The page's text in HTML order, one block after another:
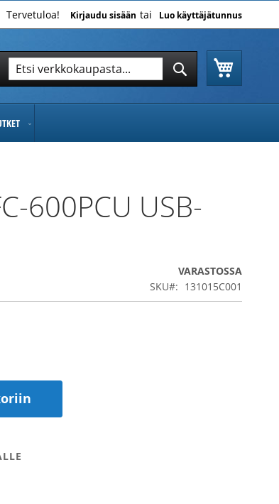
Tervetuloa! Kirjaudu sisään Luo käyttäjätunnus
Hae
600PCU USB-
VARASTOSSA
SKU
131015C001